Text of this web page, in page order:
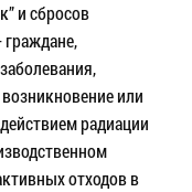
и сбросов
граждане,
или
радиации
отходов в